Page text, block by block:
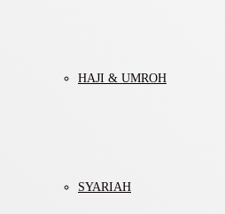
HAJI & UMROH
SYARIAH